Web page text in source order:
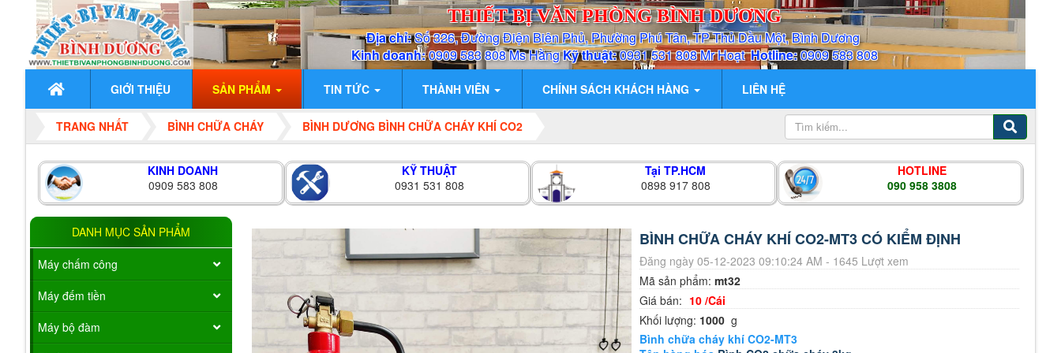
THIẾT BỊ VĂN PHÒNG BÌNH DƯƠNG
Địa chỉ:Số 326, Đường Điện Biên Phủ, Phường Phú Tân, TP Thủ Dầu Một, Bình Dương
Kinh doanh:0909 583 808 Ms HằngKỹ thuật:0931 531 808 Mr HoạtHotline:0909 583 808
GIỚI THIỆU SẢN PHẨM TIN TỨC THÀNH VIÊN CHÍNH SÁCH KHÁCH HÀNG LIÊN HỆ
TRANG NHẤT BÌNH CHỮA CHÁY BÌNH DƯƠNG BÌNH CHỮA CHÁY KHÍ CO2
KINH DOANH
0909 583 808
KỸ THUẬT
0931 531 808
Tại TP.HCM
0898 917 808
HOTLINE
090 958 3808
BÌNH CHỮA CHÁY KHÍ CO2-MT3 CÓ KIỂM ĐỊNH
Đăng ngày 05-12-2023 09:10:24 AM - 1645 Lượt xem
Mã sản phẩm:mt32
Giá bán: 10 /Cái
Khối lượng: 1000 g
Bình chữa cháy khí CO2-MT3
DANH MỤC SẢN PHẨM
Máy chấm công
Máy đếm tiền
Máy bộ đàm